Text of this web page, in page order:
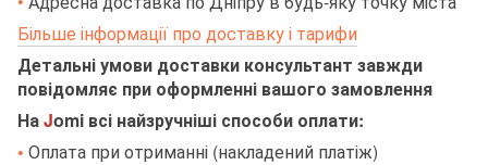
Більше інформації про доставку і тарифи
Детальні умови доставки консультант завжди
повідомляє при оформленні вашого замовлення
НаJomi всі найзручніші способи оплати:
• Оплата при отриманні (накладений платіж)